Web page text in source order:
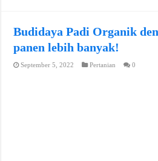
Budidaya Padi Organik
panen lebih banyak!
September 5, 2022 Pertanian 0